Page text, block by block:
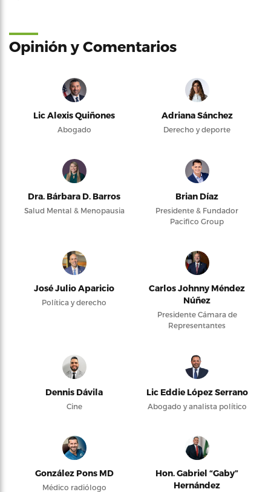
Opinión y Comentarios
Lic Alexis Quiñones
Abogado
Adriana Sánchez
Derecho y deporte
Dra. Bárbara D. Barros
Salud Mental & Menopausia
Brian Díaz
Presidente & Fundador
Pacifico Group
José Julio Aparicio
Política y derecho
Carlos Johnny Méndez
Núñez
Presidente Cámara de
Representantes
Dennis Dávila
Cine
Lic Eddie López Serrano
Abogado y analista político
González Pons MD
Médico radiólogo
Hon. Gabriel “Gaby”
Hernández